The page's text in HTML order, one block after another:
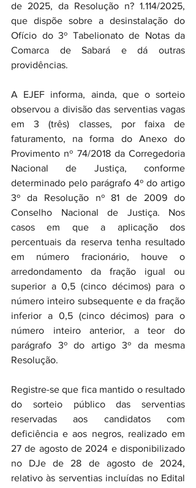
de 2025, da Resolução n? 1.114/2025,
que dispõe sobre a desinstalação do
Ofício do 3º Tabelionato de Notas da
Comarca de Sabará e dá outras
providências.
A EJEF informa, ainda, que o sorteio
observou a divisão das serventias vagas
em 3 (três) classes, por faixa de
faturamento, na forma do Anexo do
Provimento nº 74/2018 da Corregedoria
Nacional de Justiça, conforme
determinado pelo parágrafo 4º do artigo
3º da Resolução nº 81 de 2009 do
Conselho Nacional de Justiça. Nos
casos em que a aplicação dos
percentuais da reserva tenha resultado
em número fracionário, houve o
arredondamento da fração igual ou
superior a 0,5 (cinco décimos) para o
número inteiro subsequente e da fração
inferior a 0,5 (cinco décimos) para o
número inteiro anterior, a teor do
parágrafo 3º do artigo 3º da mesma
Resolução.
Registre-se que fica mantido o resultado
do sorteio público das serventias
reservadas aos candidatos com
deficiência e aos negros, realizado em
27 de agosto de 2024 e disponibilizado
no DJe de 28 de agosto de 2024,
relativo às serventias incluídas no Edital